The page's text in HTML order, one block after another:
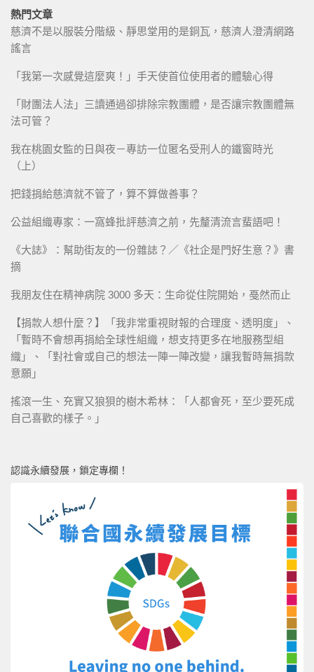
熱門文章
慈濟不是以服裝分階級、靜思堂用的是銅瓦，慈濟人澄清網路
謠言
「我第一次感覺這麼爽！」手天使首位使用者的體驗心得
「財團法人法」三讀通過卻排除宗教團體，是否讓宗教團體無
法可管？
我在桃園女監的日與夜－專訪一位匿名受刑人的鐵窗時光
（上）
把錢捐給慈濟就不管了，算不算做善事？
公益組織專家：一窩蜂批評慈濟之前，先釐清流言蜚語吧！
《大誌》：幫助街友的一份雜誌？／《社企是門好生意？》書
摘
我朋友住在精神病院 3000 多天：生命從住院開始，戞然而止
【捐款人想什麼？】「我非常重視財報的合理度、透明度」、
「暫時不會想再捐給全球性組織，想支持更多在地服務型組
織」、「對社會或自己的想法一陣一陣改變，讓我暫時無捐款
意願」
搖滾一生、充實又狼狽的樹木希林：「人都會死，至少要死成
自己喜歡的樣子。」
認識永續發展，鎖定專欄！